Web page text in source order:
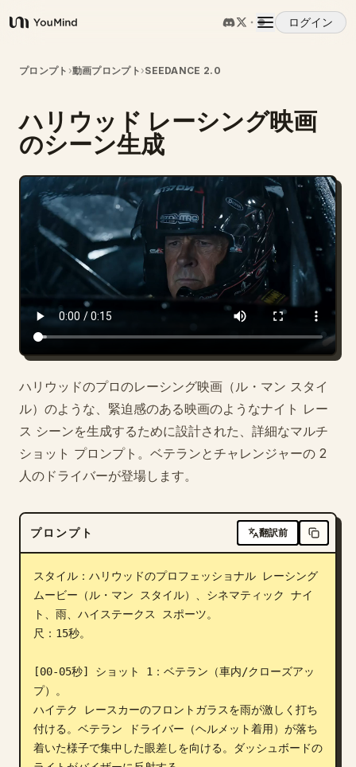
YouMind
ログイン
概要
ユースケース
スキル
プロンプト
ダウンロード
ブログ
更新情報
プロンプト ›動画プロンプト ›SEEDANCE 2.0
ハリウッド レーシング映画
のシーン生成
ハリウッドのプロのレーシング映画（ル・マン スタイ
ル）のような、緊迫感のある映画のようなナイト レー
ス シーンを生成するために設計された、詳細なマルチ
ショット プロンプト。ベテランとチャレンジャーの 2
人のドライバーが登場します。
プロンプト 翻訳前
スタイル：ハリウッドのプロフェッショナル レーシング
ムービー（ル・マン スタイル）、シネマティック ナイ
ト、雨、ハイステークス スポーツ。
尺：15秒。
[00-05秒] ショット 1：ベテラン（車内/クローズアッ
プ）。
ハイテク レースカーのフロントガラスを雨が激しく打ち
付ける。ベテラン ドライバー（ヘルメット着用）が落ち
着いた様子で集中した眼差しを向ける。ダッシュボードの